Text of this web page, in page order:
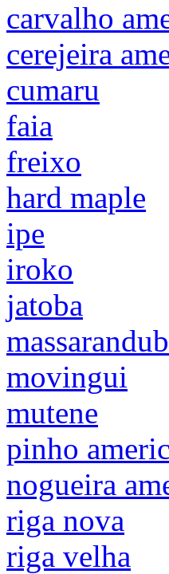
carvalho
cerejeira
cumaru
faia
freixo
hard maple
ipe
iroko
jatoba
movingui
mutene
pinho
nogueira
riga nova
riga velha